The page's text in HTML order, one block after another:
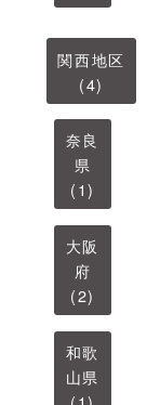
関西地区
(4)
奈良
県
(1)
大阪
府
(2)
和歌
山県